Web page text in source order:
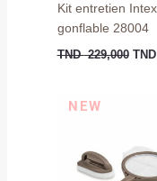
Kit entretien
gonflable 28004
TND229,000 TND
NEW
TND